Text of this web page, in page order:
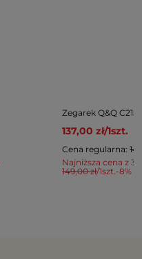
Zegarek Q&Q
137,00 zł/1szt.
Najniższa cena z
149,00 zł/1szt. -8%
Cena regularna: